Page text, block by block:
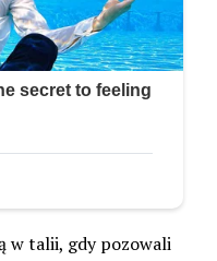
w talii, gdy pozowali